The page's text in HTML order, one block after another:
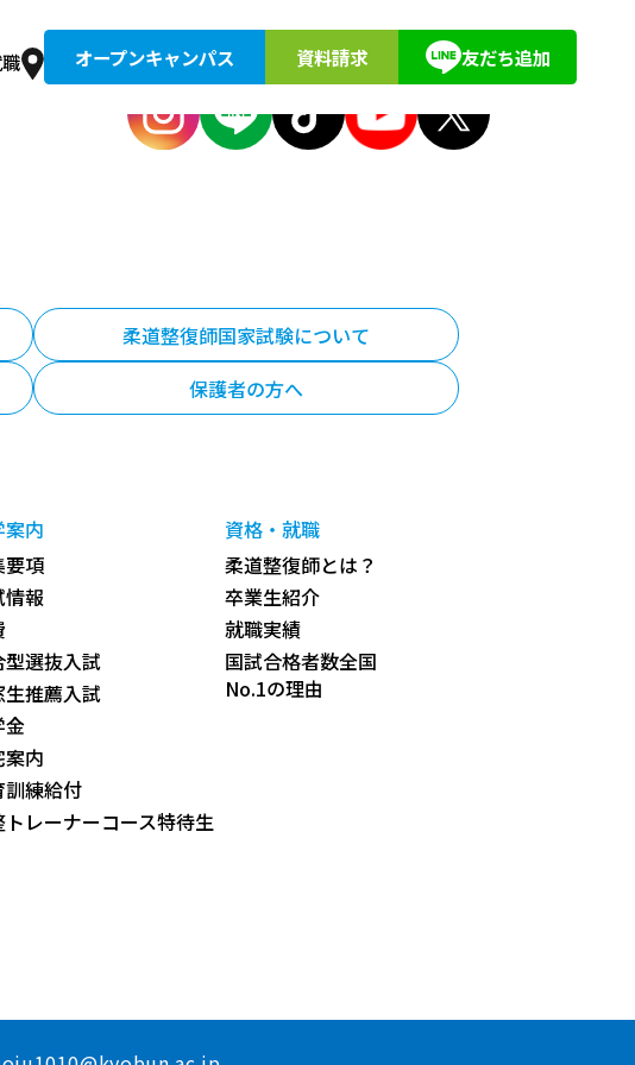
アクセス東京柔道整復専門学校同窓会キョーブン塾
教育訓練給付
オープンキャンパス 資料請求 友だち追加
柔道整復師国家試験について
保護者の方へ
案内
要項
情報
型選抜入試
生推薦入試
金
内
訓練給付
トレーナーコース特待生
資格・就職
柔道整復師とは？
卒業生紹介
就職実績
国試合格者数全国
No.1の理由